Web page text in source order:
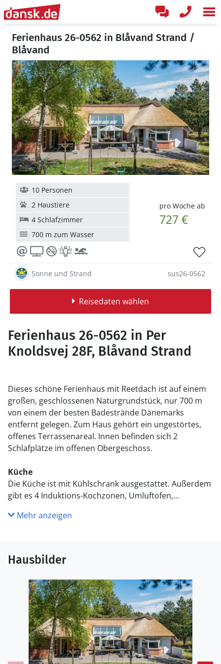
Ferienhaus 26-0562 in Blåvand Strand /
Blåvand
pro Woche ab
727 €
10 Personen
2 Haustiere
4 Schlafzimmer
700 m zum Wasser
Sonne und Strand sus26-0562
Reisedaten wählen
Ferienhaus 26-0562 in Per
Knoldsvej 28F, Blåvand Strand
Dieses schöne Ferienhaus mit Reetdach ist auf einem
großen, geschlossenen Naturgrundstück, nur 700 m
von einem der besten Badestrände Dänemarks
entfernt gelegen. Zum Haus gehört ein ungestörtes,
offenes Terrassenareal. Innen befinden sich 2
Schlafplätze im offenen Obergeschoss.
Küche
Die Küche ist mit Kühlschrank ausgestattet. Außerdem
gibt es 4 Induktions-Kochzonen, Umluftofen,
Fußbodenheizung in 2 Badezimmern. Es steht eine
Sauna zur Verfügung in der Sie sich so richtig
entspannen können.
Draußen
Die Ferienunterkunft liegt auf einem 2500 m² großen
Naturgrundstück. Die Entfernung zum Meer beträgt
700 m. Die nächste Einkaufsmöglichkeit liegt 1000 m
entfernt. Geräteraum. Schaukel. Sandkasten. Es ist ein
Ladestecker für Elektroautos installiert. Mit einer
Mehr anzeigen
Hausbilder